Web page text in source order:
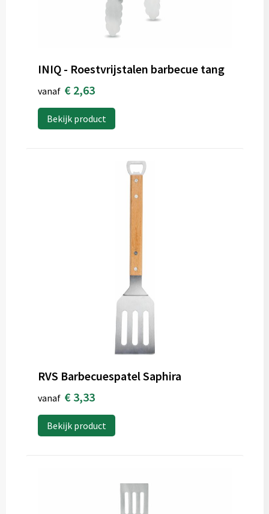
INIQ - Roestvrijstalen barbecue tang
vanaf € 2,63
Bekijk product
RVS Barbecuespatel Saphira
vanaf € 3,33
Bekijk product